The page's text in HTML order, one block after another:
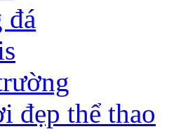
đá
đẹp thể thao